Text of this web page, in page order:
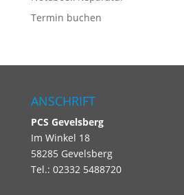
Termin buchen
ANSCHRIFT
PCS Gevelsberg
Im Winkel 18
58285 Gevelsberg
Tel.: 02332 5488720